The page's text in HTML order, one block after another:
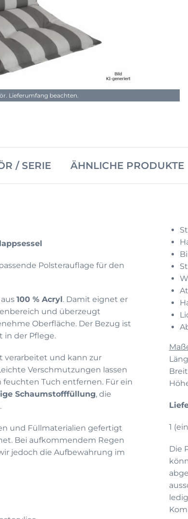
Lieferumfang beachten.
/ SERIE ÄHNLICHE PRODUKTE
Polsterauflage für den
100 % Acryl . Damit eignet er
und überzeugt
Oberfläche. Der Bezug ist
in der Pflege.
verarbeitet und kann zur
Verschmutzungen lassen
Tuch entfernen. Für ein
Schaumstofffüllung, die
und Füllmaterialien gefertigt
Bei aufkommendem Regen
jedoch die Aufbewahrung im
1
Die